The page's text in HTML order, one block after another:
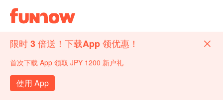
限时 3 倍送！下载App 领优惠！
首次下载 App 领取 JPY 1200 新户礼
使用 App